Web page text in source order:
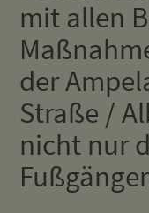
mit allen
der
Straße /
nicht nur